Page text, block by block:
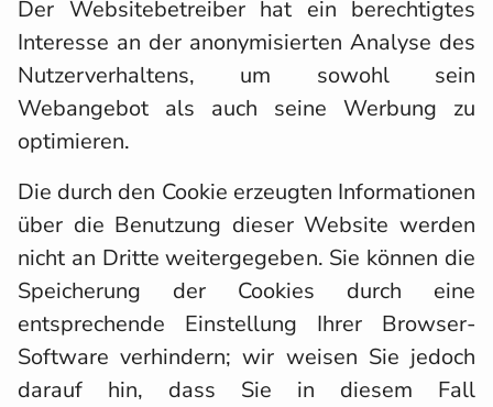
Der Websitebetreiber hat ein berechtigtes
Interesse an der anonymisierten Analyse des
Nutzerverhaltens, um sowohl sein
Webangebot als auch seine Werbung zu
optimieren.
Die durch den Cookie erzeugten Informationen
über die Benutzung dieser Website werden
nicht an Dritte weitergegeben. Sie können die
Speicherung der Cookies durch eine
entsprechende Einstellung Ihrer Browser-
Software verhindern; wir weisen Sie jedoch
darauf hin, dass Sie in diesem Fall